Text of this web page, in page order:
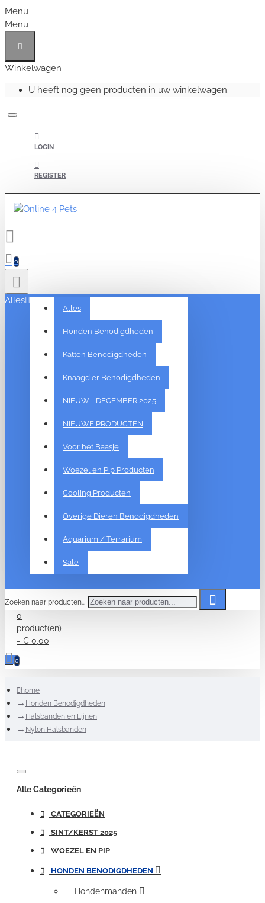
Menu
Menu
Winkelwagen
U heeft nog geen producten in uw winkelwagen.
LOGIN
REGISTER
0
Alles
Alles
Honden Benodigdheden
Katten Benodigdheden
Knaagdier Benodigdheden
NIEUW - DECEMBER 2025
NIEUWE PRODUCTEN
Voor het Baasje
Woezel en Pip Producten
Cooling Producten
Overige Dieren Benodigdheden
Aquarium / Terrarium
Sale
Zoeken naar producten...
0
product(en)
- € 0,00
0
home
Honden Benodigdheden
Halsbanden en Lijnen
Nylon Halsbanden
Alle Categorieën
CATEGORIEËN
SINT/KERST 2025
WOEZEL EN PIP
HONDEN BENODIGDHEDEN
Hondenmanden